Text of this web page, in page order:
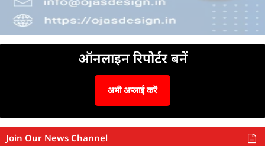
ऑनलाइन रिपोर्टर बनें
अभी अप्लाई करें
Join Our News Channel